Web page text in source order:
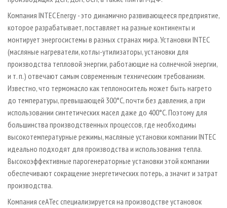
Компания INTEC Energy - это динамично развивающееся предприятие,
которое разрабатывает, поставляет на разные континенты и
монтирует энергосистемы в разных странах мира. Установки INTEC
(масляные нагреватели, котлы-утилизаторы, установки для
производства тепловой энергии, работающие на солнечной энергии,
и т. п.) отвечают самым современным техническим требованиям.
Известно, что термомасло как теплоноситель может быть нагрето
до температуры, превышающей 300°С, почти без давления, а при
использовании синтетических масел даже до 400°С. Поэтому для
большинства производственных процессов, где необходимы
высокотемпературные режимы, масляные установки компании INTEC
идеально подходят для производства и использования тепла.
Высокоэффективные парогенераторные установки этой компании
обеспечивают сокращение энергетических потерь, а значит и затрат
производства.
Компания сeATec специализируется на производстве установок